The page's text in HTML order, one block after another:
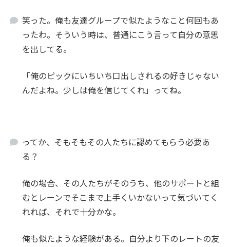
笑った。俺も友達グループで似たようなこと何回もあ
ったわ。そういう時は、普通にこう言って自分の意思
を出してる。
「俺のピックにいちいち口出しされるの好きじゃない
んだよね。少しは俺を信じてくれ」ってね。
ってか、そもそもその人たちに認めてもらう必要あ
る？
俺の場合、その人たちがそのうち、他のサポートと組
むとレーンでそこまで上手くいかないって気づいてく
れれば、それで十分かな。
俺も似たような経験がある。自分より下のレートの友